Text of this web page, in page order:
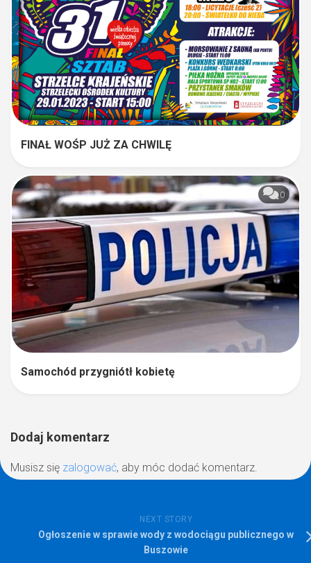
FINAŁ WOŚP JUŻ ZA CHWILĘ
0
Samochód przygniótł kobietę
Dodaj komentarz
Musisz się zalogować, aby móc dodać komentarz.
NEXT STORY
Ogłoszenie w sprawie wody z wodociągu publicznego w
Buszowie